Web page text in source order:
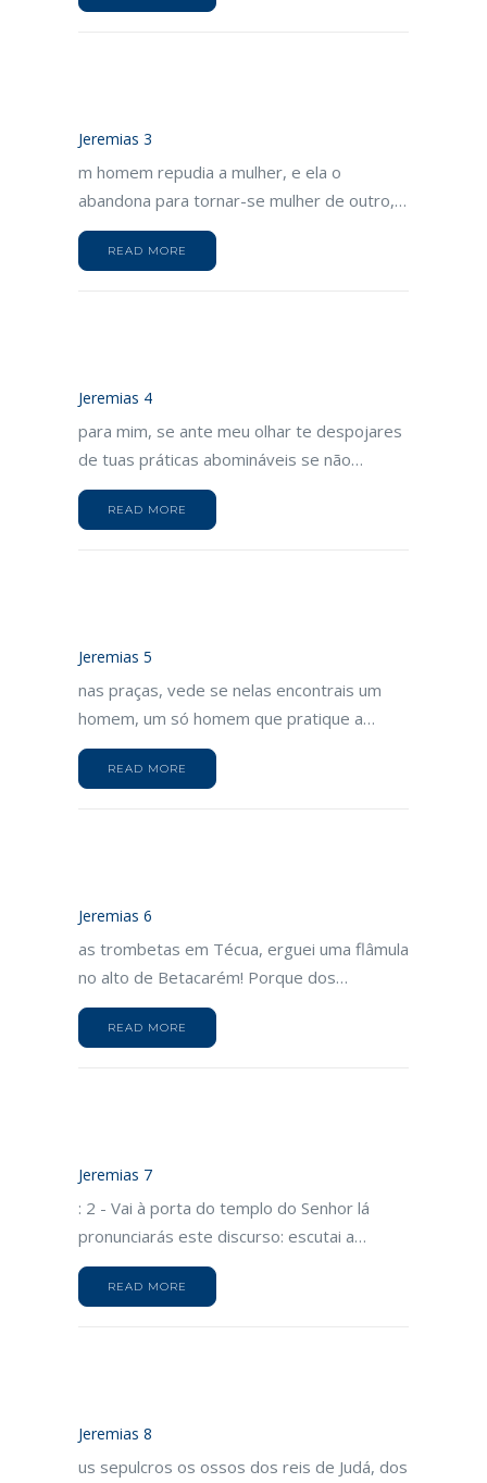
Jeremias 3
m homem repudia a mulher, e ela o
abandona para tornar-se mulher de outro,…
READ MORE
Jeremias 4
para mim, se ante meu olhar te despojares
de tuas práticas abomináveis se não…
READ MORE
Jeremias 5
nas praças, vede se nelas encontrais um
homem, um só homem que pratique a…
READ MORE
Jeremias 6
as trombetas em Técua, erguei uma flâmula
no alto de Betacarém! Porque dos…
READ MORE
Jeremias 7
: 2 - Vai à porta do templo do Senhor lá
pronunciarás este discurso: escutai a…
READ MORE
Jeremias 8
us sepulcros os ossos dos reis de Judá, dos